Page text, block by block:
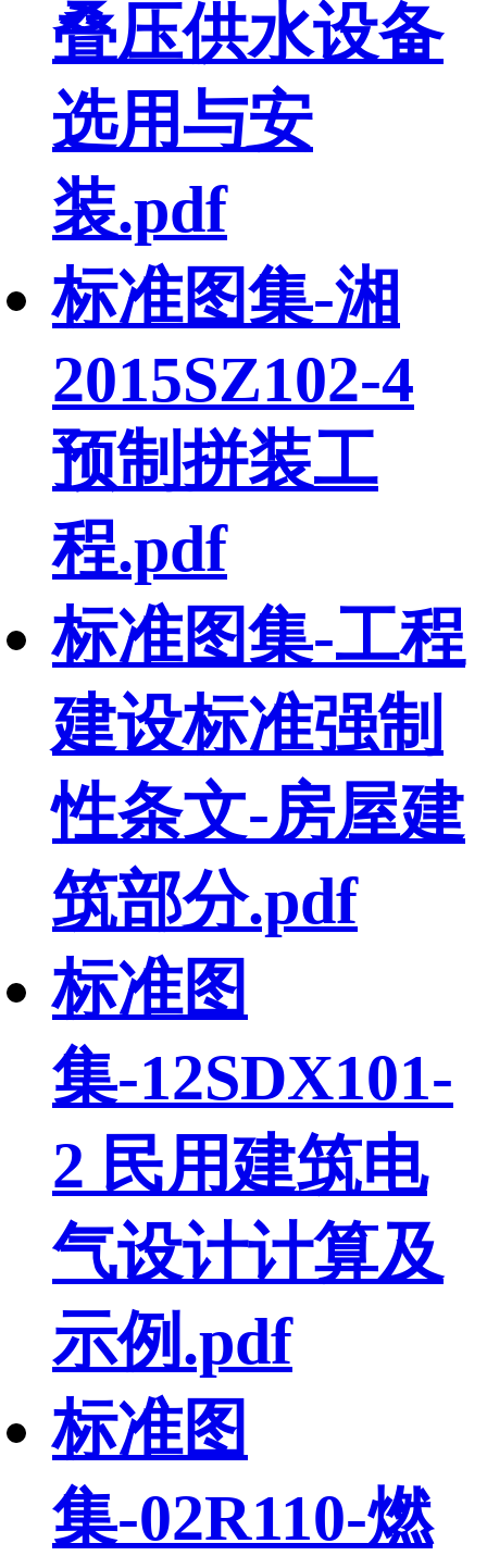
叠压供水设备
选用与安
装.pdf
标准图集-湘
2015SZ102-4
预制拼装工
程.pdf
标准图集-工程
建设标准强制
性条文-房屋建
筑部分.pdf
标准图
集-12SDX101-
2 民用建筑电
气设计计算及
示例.pdf
标准图
集-02R110-燃